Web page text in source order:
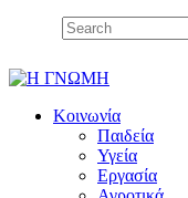
Κοινωνία
Παιδεία
Υγεία
Εργασία